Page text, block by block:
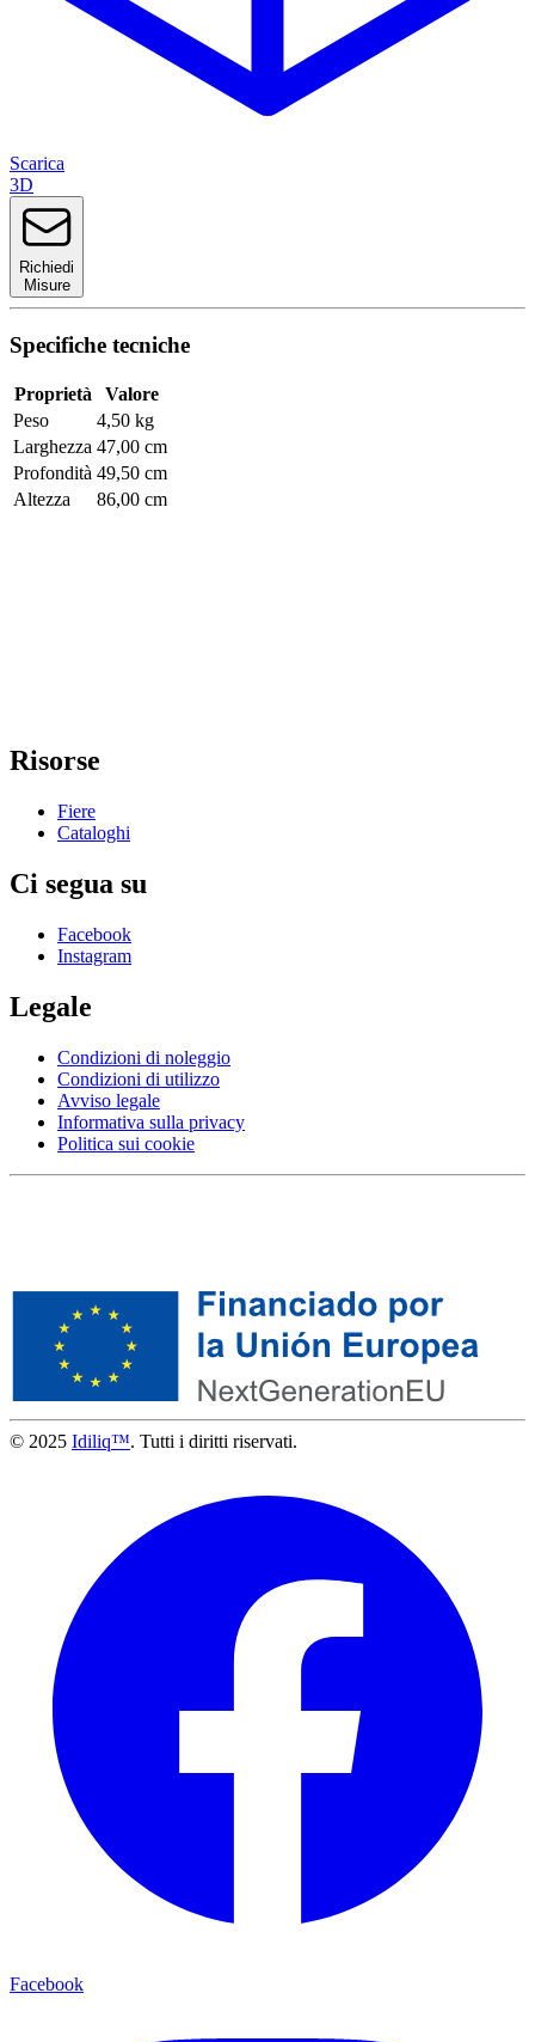
Scarica
3D
Richiedi
Misure
Specifiche tecniche
Proprietà
Valore
Peso
4,50 kg
Larghezza 47,00 cm
Profondità 49,50 cm
Altezza
86,00 cm
Risorse
Fiere
Cataloghi
Ci segua su
Facebook
Instagram
Legale
Condizioni di noleggio
Condizioni di utilizzo
Avviso legale
Informativa sulla privacy
Politica sui cookie
© 2025 Idiliq™. Tutti i diritti riservati.
Facebook